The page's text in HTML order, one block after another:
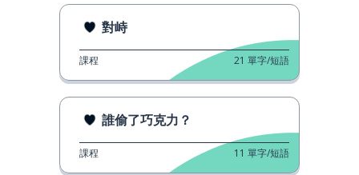
對峙
課程 21 單字/短語
誰偷了巧克力？
課程 11 單字/短語